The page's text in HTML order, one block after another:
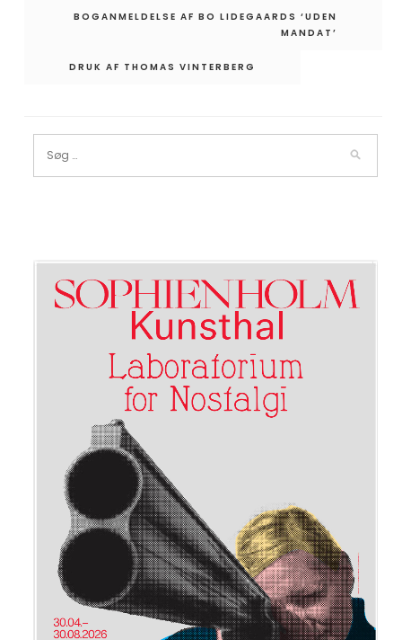
Indlægsnavigation
BOGANMELDELSE AF BO LIDEGAARDS ‘UDEN
MANDAT’
DRUK AF THOMAS VINTERBERG